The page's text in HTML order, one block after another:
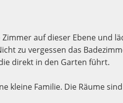
auf dieser Ebene und
zu vergessen das
direkt in den Garten führt.
kleine Familie. Die Räume